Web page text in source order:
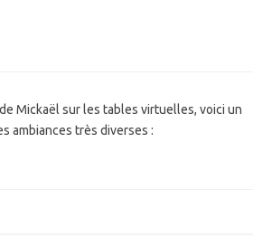
Mickaël sur les tables virtuelles, voici un
ambiances très diverses :